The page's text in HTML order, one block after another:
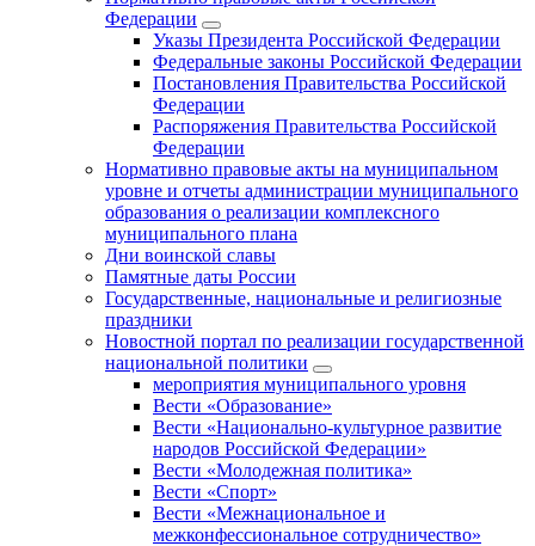
Федерации
Указы Президента Российской Федерации
Федеральные законы Российской Федерации
Постановления Правительства Российской
Федерации
Распоряжения Правительства Российской
Федерации
Нормативно правовые акты на муниципальном
уровне и отчеты администрации муниципального
образования о реализации комплексного
муниципального плана
Дни воинской славы
Памятные даты России
Государственные, национальные и религиозные
праздники
Новостной портал по реализации государственной
национальной политики
мероприятия муниципального уровня
Вести «Образование»
Вести «Национально-культурное развитие
народов Российской Федерации»
Вести «Молодежная политика»
Вести «Спорт»
Вести «Межнациональное и
межконфессиональное сотрудничество»